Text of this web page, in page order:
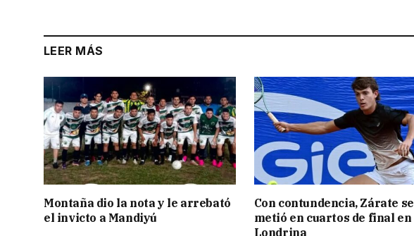
LEER MÁS
Montaña dio la nota y le arrebató
el invicto a Mandiyú
Con contundencia, Zárate se
metió en cuartos de final en
Londrina